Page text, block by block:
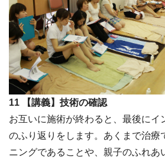
11 【講義】技術の確認
お互いに施術が終わると、最後にイ
のふり返りをします。あくまで治療
ニングであることや、親子のふれあ